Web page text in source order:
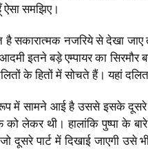
समझिए।
सकारात्मक नजरिये से देखा
इतने बड़े एम्पायर का सिरमौर
के हितों में सोचते हैं। यहां
में सामने आई है उससे इसके दूसरे
लेकर थी। हालांकि पुष्पा के
पार्ट में दिखाई जाएगी उसे